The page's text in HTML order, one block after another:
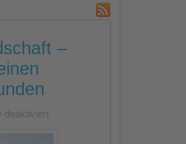
–
deaktiviertfür
der